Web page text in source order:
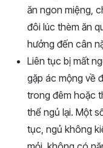
ăn ngon miệng,
đôi lúc thèm ăn
hưởng đến cân
Liên tục bị mất
gặp ác mộng về
trong đêm hoặc
thể ngủ lại. Một
tục, ngủ không